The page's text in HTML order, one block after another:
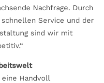
Nachfrage. Durch
Service und der
sind wir mit
Handvoll